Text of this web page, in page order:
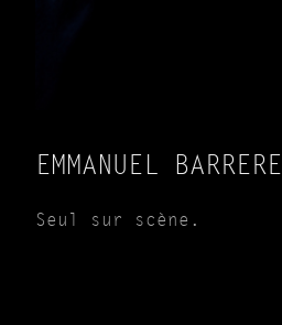
EMMANUEL BARRERE
Seul sur scène.